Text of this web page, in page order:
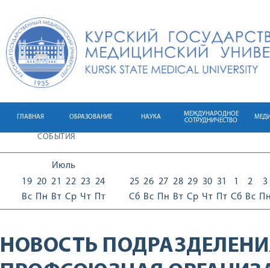
ГЛАВНАЯ ОБРАЗОВАНИЕ НАУКА
МЕЖДУНАРОДНОЕ
СОТРУДНИЧЕСТВО
СОБЫТИЯ
Июль
19
Вс
20
Пн
21
Вт
22
Ср
23
Чт
24
Пт
25
Сб
26
Вс
27
Пн
28
Вт
29
Ср
30
Чт
31
Пт
1
Сб
2
Вс
3
НОВОСТЬ